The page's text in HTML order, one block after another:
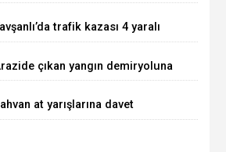
trafik kazası 4 yaralı
çıkan yangın demiryoluna
at yarışlarına davet